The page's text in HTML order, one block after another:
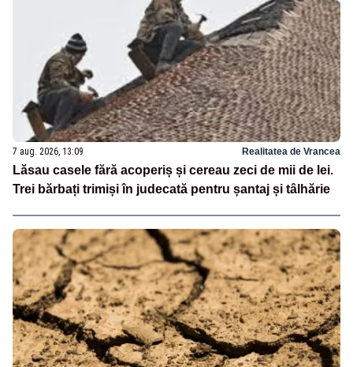
7 aug. 2026, 13:09 Realitatea de Vrancea
Lăsau casele fără acoperiș și cereau zeci de mii de lei.
Trei bărbați trimiși în judecată pentru șantaj și tâlhărie